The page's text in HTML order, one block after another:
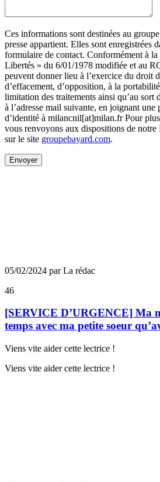
Ces informations sont destinées au
presse appartient. Elles sont enregistrées
formulaire de contact. Conformément à
Libertés » du 6/01/1978 modifiée et au
peuvent donner lieu à l’exercice du droit
d’effacement, d’opposition, à la
limitation des traitements ainsi qu’au sort
à l’adresse mail suivante, en joignant
d’identité à milancnil[at]milan.fr Pour
vous renvoyons aux dispositions de
sur le site groupebayard.com.
Envoyer
05/02/2024 par La rédac
46
[SERVICE D’URGENCE] Ma
temps avec ma petite soeur
Viens vite aider cette lectrice !
Viens vite aider cette lectrice !